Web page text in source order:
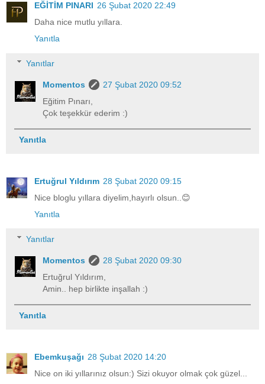
EĞİTİM PINARI 26 Şubat 2020 22:49
Daha nice mutlu yıllara.
Yanıtla
Yanıtlar
Momentos
27 Şubat 2020 09:52
Eğitim Pınarı,
Çok teşekkür ederim :)
Yanıtla
Ertuğrul Yıldırım 28 Şubat 2020 09:15
Nice bloglu yıllara diyelim,hayırlı olsun..😊
Yanıtla
Yanıtlar
Momentos
28 Şubat 2020 09:30
Ertuğrul Yıldırım,
Amin.. hep birlikte inşallah :)
Yanıtla
Ebemkuşağı 28 Şubat 2020 14:20
Nice on iki yıllarınız olsun:) Sizi okuyor olmak çok güzel...